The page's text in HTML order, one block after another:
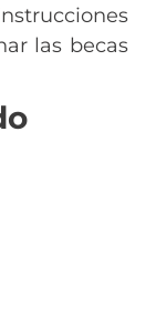
las becas